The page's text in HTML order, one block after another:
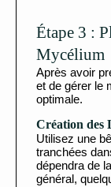
Étape 3 :
Mycélium
Après avoir
et de gérer le
optimale.
Création des
Utilisez une
tranchées
dépendra de
général,